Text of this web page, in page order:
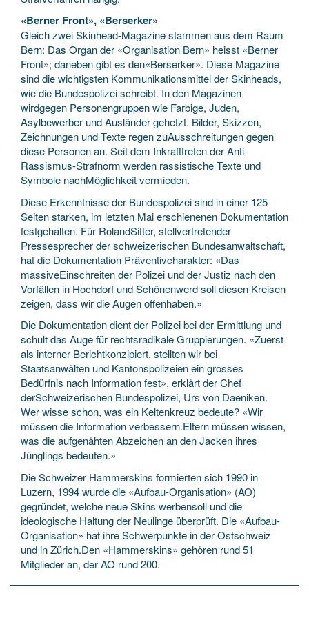
«Berner Front», «Berserker»
Gleich zwei Skinhead-Magazine stammen aus dem Raum
Bern: Das Organ der «Organisation Bern» heisst «Berner
Front»; daneben gibt es den«Berserker». Diese Magazine
sind die wichtigsten Kommunikationsmittel der Skinheads,
wie die Bundespolizei schreibt. In den Magazinen
wirdgegen Personengruppen wie Farbige, Juden,
Asylbewerber und Ausländer gehetzt. Bilder, Skizzen,
Zeichnungen und Texte regen zuAusschreitungen gegen
diese Personen an. Seit dem Inkrafttreten der Anti-
Rassismus-Strafnorm werden rassistische Texte und
Symbole nachMöglichkeit vermieden.
Diese Erkenntnisse der Bundespolizei sind in einer 125
Seiten starken, im letzten Mai erschienenen Dokumentation
festgehalten. Für RolandSitter, stellvertretender
Pressesprecher der schweizerischen Bundesanwaltschaft,
hat die Dokumentation Präventivcharakter: «Das
massiveEinschreiten der Polizei und der Justiz nach den
Vorfällen in Hochdorf und Schönenwerd soll diesen Kreisen
zeigen, dass wir die Augen offenhaben.»
Die Dokumentation dient der Polizei bei der Ermittlung und
schult das Auge für rechtsradikale Gruppierungen. «Zuerst
als interner Berichtkonzipiert, stellten wir bei
Staatsanwälten und Kantonspolizeien ein grosses
Bedürfnis nach Information fest», erklärt der Chef
derSchweizerischen Bundespolizei, Urs von Daeniken.
Wer wisse schon, was ein Keltenkreuz bedeute? «Wir
müssen die Information verbessern.Eltern müssen wissen,
was die aufgenähten Abzeichen an den Jacken ihres
Jünglings bedeuten.»
Die Schweizer Hammerskins formierten sich 1990 in
Luzern, 1994 wurde die «Aufbau-Organisation» (AO)
gegründet, welche neue Skins werbensoll und die
ideologische Haltung der Neulinge überprüft. Die «Aufbau-
Organisation» hat ihre Schwerpunkte in der Ostschweiz
und in Zürich.Den «Hammerskins» gehören rund 51
Mitglieder an, der AO rund 200.